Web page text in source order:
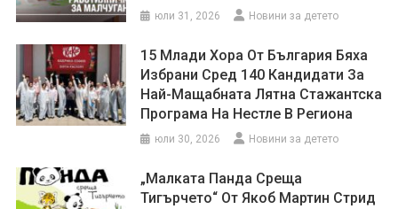
юли 31, 2026 Новини за детето
15 Млади Хора От България Бяха
Избрани Сред 140 Кандидати За
Най-Мащабната Лятна Стажантска
Програма На Нестле В Региона
юли 30, 2026 Новини за детето
„Малката Панда Среща
Тигърчето“ От Якоб Мартин Стрид